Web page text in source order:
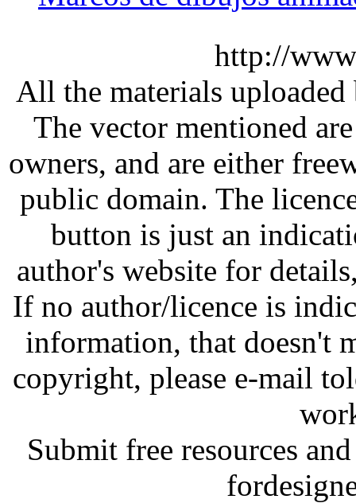
http://
All the materials
The vector mentioned
owners, and are either
public domain. The
button is just an
author's website for
If no author/licence is
information, that doesn't
copyright, please e-mail
Submit free resources